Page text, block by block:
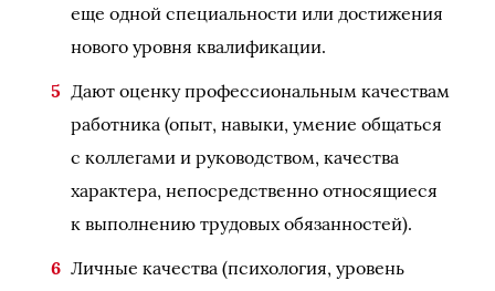
еще одной специальности или достижения
нового уровня квалификации.
Дают оценку профессиональным качествам
работника (опыт, навыки, умение общаться
с коллегами и руководством, качества
характера, непосредственно относящиеся
к выполнению трудовых обязанностей).
Личные качества (психология, уровень